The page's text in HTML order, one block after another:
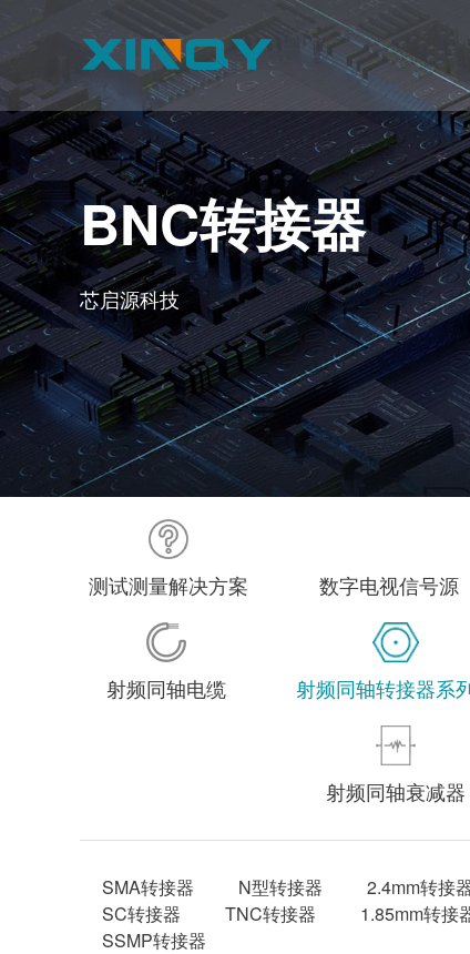
BNC转接器
芯启源科技
测试测量解决方案 数字电视信号源
射频同轴电缆 射频同轴转接器系
射频同轴衰减器
SMA转接器 N型转接器 2.4mm转接
SC转接器
TNC转接器 1.85mm转接
SSMP转接器